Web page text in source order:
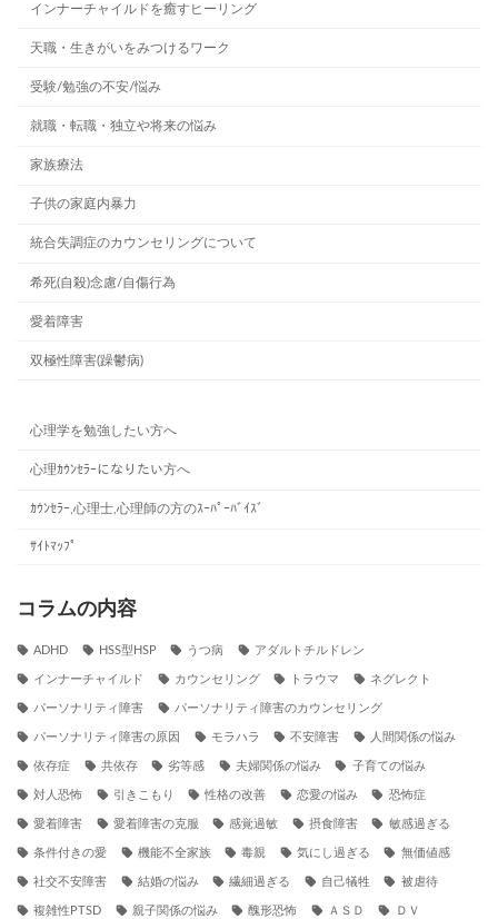
インナーチャイルドを癒すヒーリング
天職・生きがいをみつけるワーク
受験/勉強の不安/悩み
就職・転職・独立や将来の悩み
家族療法
子供の家庭内暴力
統合失調症のカウンセリングについて
希死(自殺)念慮/自傷行為
愛着障害
双極性障害(躁鬱病)
心理学を勉強したい方へ
心理ｶｳﾝｾﾗｰになりたい方へ
ｶｳﾝｾﾗｰ,心理士,心理師の方のｽｰﾊﾟｰﾊﾞｲｽﾞ
ｻｲﾄﾏｯﾌﾟ
コラムの内容
ADHD HSS型HSP うつ病 アダルトチルドレン
インナーチャイルド カウンセリング トラウマ ネグレクト
パーソナリティ障害 パーソナリティ障害のカウンセリング
パーソナリティ障害の原因 モラハラ 不安障害 人間関係の悩み
依存症 共依存 劣等感 夫婦関係の悩み 子育ての悩み
対人恐怖 引きこもり 性格の改善 恋愛の悩み 恐怖症
愛着障害 愛着障害の克服 感覚過敏 摂食障害 敏感過ぎる
条件付きの愛 機能不全家族 毒親 気にし過ぎる 無価値感
社交不安障害 結婚の悩み 繊細過ぎる 自己犠牲 被虐待
複雑性PTSD 親子関係の悩み 醜形恐怖 ＡＳＤ ＤＶ